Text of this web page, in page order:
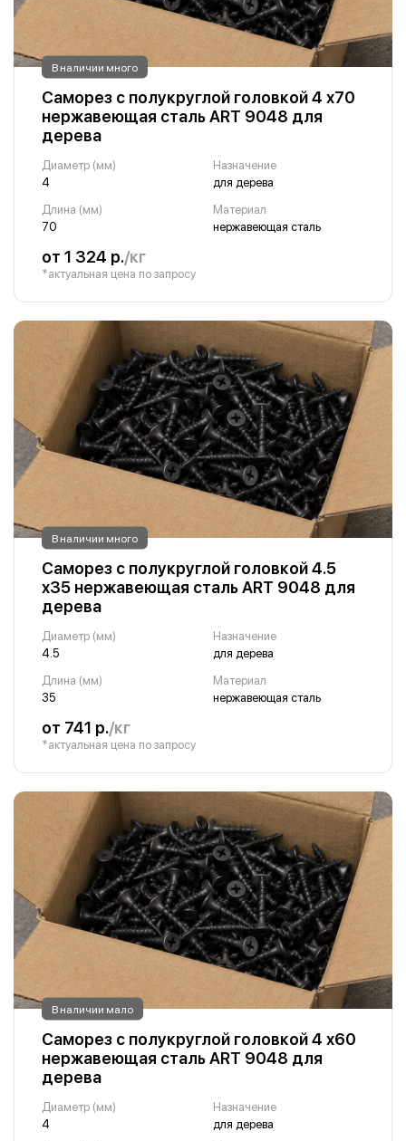
В наличии много
Саморез с полукруглой головкой 4 х70
нержавеющая сталь ART 9048 для
дерева
Диаметр (мм)
4
Назначение
для дерева
Длина (мм)
70
Материал
нержавеющая сталь
от 1 324 р./кг
*актуальная цена по запросу
В наличии много
Саморез с полукруглой головкой 4.5
х35 нержавеющая сталь ART 9048 для
дерева
Диаметр (мм)
4.5
Назначение
для дерева
Длина (мм)
35
Материал
нержавеющая сталь
от 741 р./кг
*актуальная цена по запросу
В наличии мало
Саморез с полукруглой головкой 4 х60
нержавеющая сталь ART 9048 для
дерева
Диаметр (мм)
4
Назначение
для дерева